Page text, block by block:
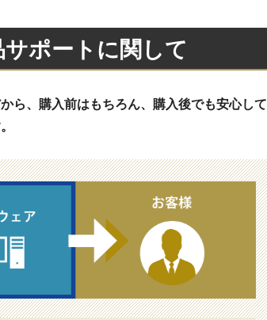
ポートに関して
ら、購入前はもちろん、購入後でも安心して